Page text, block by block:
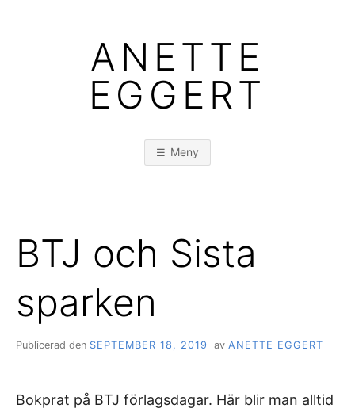
ANETTE
EGGERT
Meny
BTJ och Sista
sparken
Publicerad den SEPTEMBER 18, 2019 av ANETTE EGGERT
Bokprat på BTJ förlagsdagar. Här blir man alltid